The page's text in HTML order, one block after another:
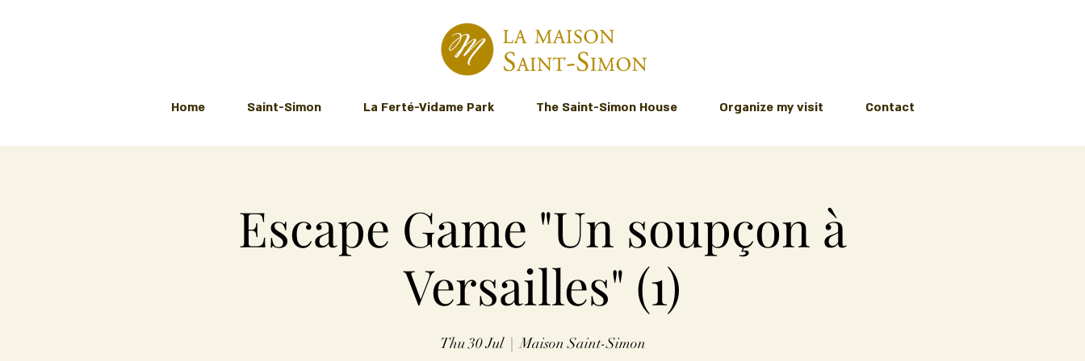
Home Saint-Simon La Ferté-Vidame Park The Saint-Simon House Organize my visit Contact
Escape Game "Un soupçon à
Versailles" (1)
Thu 30 Jul
  |
Maison Saint-Simon